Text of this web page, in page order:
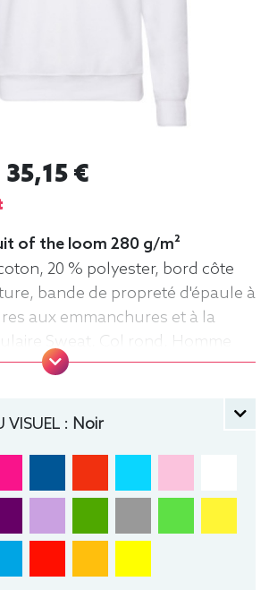
35,15 €
of the loom 280 g/m²
20 % polyester, bord côte
bande de propreté d'épaule à
aux emmanchures et à la
Sweat, Col rond, Homme
VISUEL : Noir